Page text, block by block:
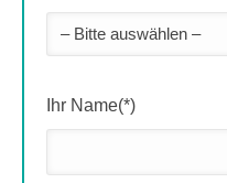
Ihr Name(*)